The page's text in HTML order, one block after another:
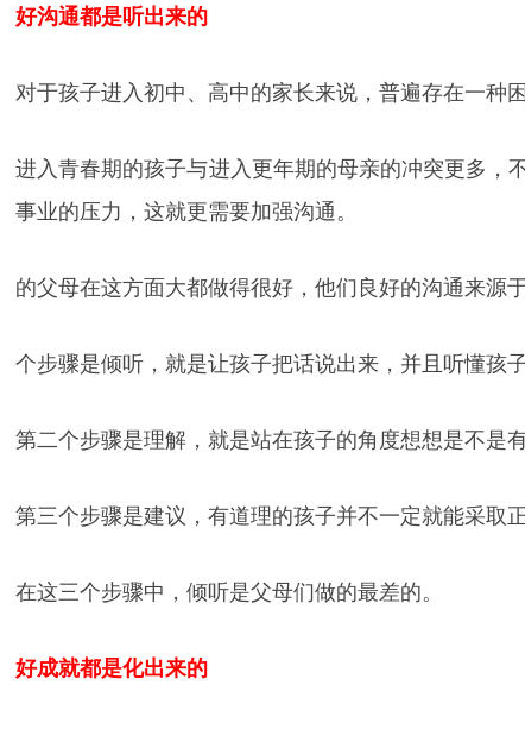
好沟通都是听出来的
对于孩子进入初中、高中的家长来说，普遍存在一种
进入青春期的孩子与进入更年期的母亲的冲突更多
事业的压力，这就更需要加强沟通。
的父母在这方面大都做得很好，他们良好的沟通来源
个步骤是倾听，就是让孩子把话说出来，并且听懂孩
第二个步骤是理解，就是站在孩子的角度想想是不是有
第三个步骤是建议，有道理的孩子并不一定就能采取
在这三个步骤中，倾听是父母们做的最差的。
好成就都是化出来的